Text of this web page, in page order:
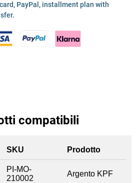
PayPal, installment plan with
compatibili
SKU Prodotto
PI-MO-
210002
Argento KPF